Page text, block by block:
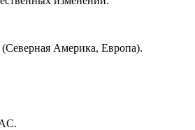
Америка, Европа).